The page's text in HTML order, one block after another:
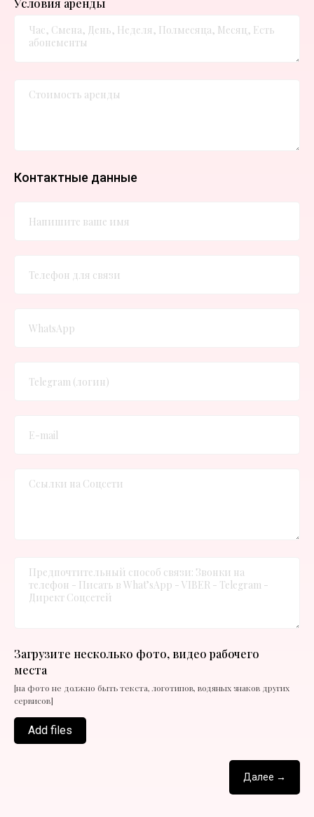
Условия аренды
Контактные данные
Загрузите несколько фото, видео рабочего
места
[на фото не должно быть текста, логотипов, водяных знаков других
сервисов]
Add files
Далее →